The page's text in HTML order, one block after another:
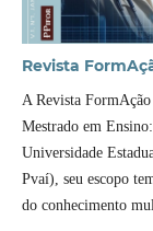
Revista
A Revista
Mestrado em
Universidade
Pvaí), seu escopo
do conhecimento